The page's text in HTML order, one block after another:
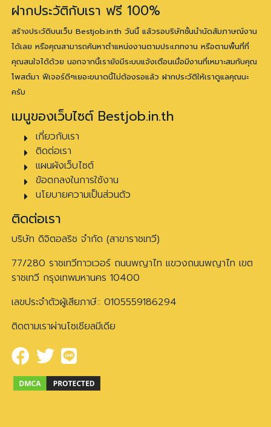
ฝากประวัติกับเรา ฟรี 100%
สร้างประวัติบนเว็บ Bestjob.in.th วันนี้ แล้วรอบริษัทชั้นนำนัดสัมภาษณ์งาน
ได้เลย หรือคุณสามารถค้นหาตำแหน่งงานตามประเภทงาน หรือตามพื้นที่ที่
คุณสนใจได้ด้วย นอกจากนี้เรายังมีระบบแจ้งเตือนเมื่อมีงานที่เหมาะสมกับคุณ
โพสต์มา ฟีเจอร์ดีๆเยอะขนาดนี้ไม่ต้องรอแล้ว ฝากประวัติให้เราดูแลคุณนะ
ครับ
เมนูของเว็บไซต์ Bestjob.in.th
เกี่ยวกับเรา
ติดต่อเรา
แผนผังเว็บไซต์
ข้อตกลงในการใช้งาน
นโยบายความเป็นส่วนตัว
ติดต่อเรา
บริษัท ดิจิตอลริช จำกัด (สาขาราชเทวี)
77/280 ราชเทวีทาวเวอร์ ถนนพญาไท แขวงถนนพญาไท เขต
ราชเทวี กรุงเทพมหานคร 10400
เลขประจำตัวผู้เสียภาษี:: 0105559186294
ติดตามเราผ่านโซเชียลมีเดีย